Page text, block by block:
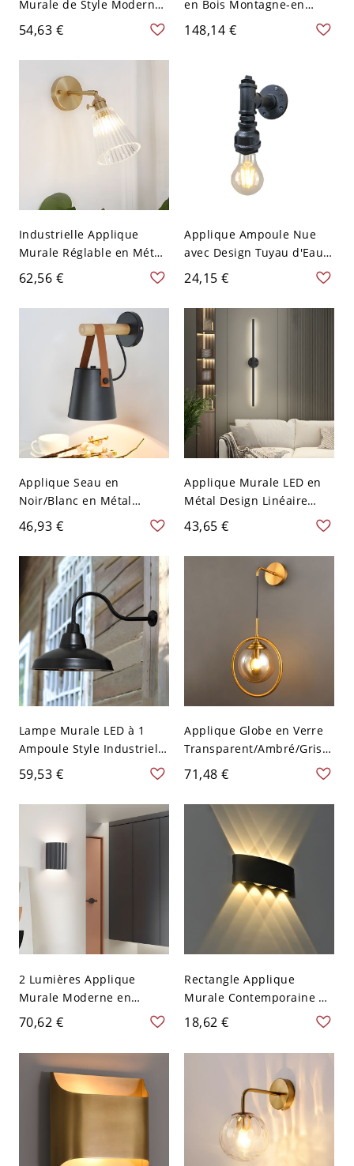
Murale de Style Moderne
en Forme d'Entonnoir en
Métal à 1 Ampoule Lampe
Murale Intérieure
54,63 €
en Bois Montagne-en
Forme Applique à Abat-
Jour en Acrylique
148,14 €
Industrielle Applique
Murale Réglable en Métal
en Laiton à 1 Lumière
Lampe Murale avec Abat-
Jour Conique en Verre
Clair Côtelé
62,56 €
Applique Ampoule Nue
avec Design Tuyau d'Eau
Métallique Lampe Murale
à 1-Tête Style Industriel
24,15 €
Applique Seau en
Noir/Blanc en Métal
Lampe Murale à 1
Lumière Style Chinois
avec Poignée et Bras Droit
en Bois pour Salon
46,93 €
Applique Murale LED en
Métal Design Linéaire
Éclairage Mural Style
Contemporain
43,65 €
Lampe Murale LED à 1
Ampoule Style Industriel
Applique Abat-Jour
Couvercle avec Bras Col
de Cygne en Noir en
59,53 €
Applique Globe en Verre
Transparent/Ambré/Gris
Fumé avec Cadre Cercle
Lampe Murale à 1
Lumière Style
Contemporain
71,48 €
2 Lumières Applique
Murale Moderne en
Résine Côtelée Demi-
Cylindre Lampe Murale
pour Salon
70,62 €
Rectangle Applique
Murale Contemporaine en
Métal à 2 Lumières Lampe
Murale LED d'Extérieur
18,62 €